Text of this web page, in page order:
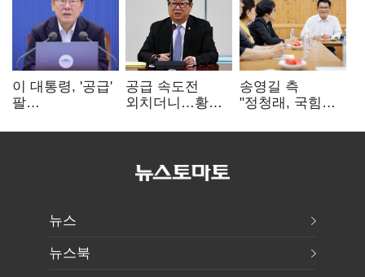
이 대통령, '공급'
팔
여 내부선
공급 속도전
외치더니…황희,
리모델링' 제안
송영길 측
"정청래, 국힘
민주당 대표로
뉴스
뉴스북